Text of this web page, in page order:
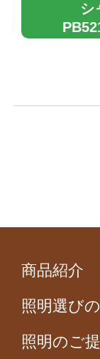
シ
商品紹介
照明選び
照明のご